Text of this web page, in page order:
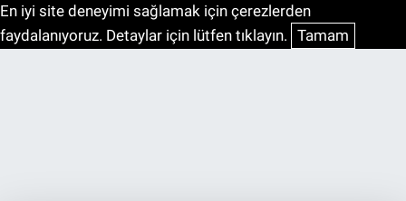
En iyi site deneyimi sağlamak için çerezlerden
faydalanıyoruz. Detaylar için lütfen tıklayın. Tamam